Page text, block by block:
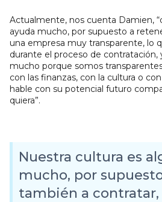
Actualmente, nos cuenta Damien,
ayuda mucho, por supuesto a
una empresa muy transparente, lo
durante el proceso de contratación,
mucho porque somos
con las finanzas, con la cultura o
hable con su potencial futuro
quiera”.
Nuestra cultura es
mucho, por
también a